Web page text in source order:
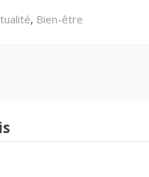
, Bien-être